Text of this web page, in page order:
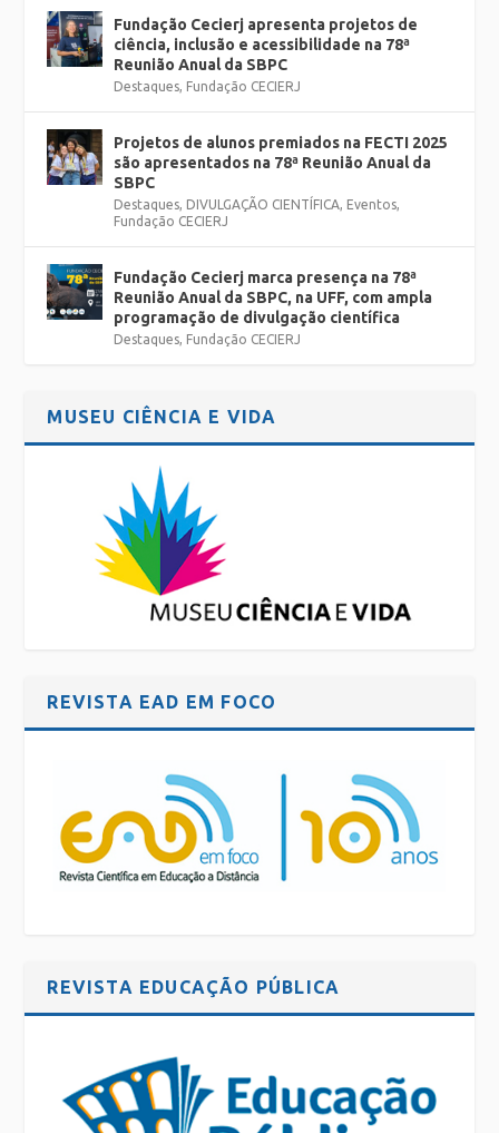
Fundação Cecierj apresenta projetos de
ciência, inclusão e acessibilidade na 78ª
Reunião Anual da SBPC
Destaques, Fundação CECIERJ
Projetos de alunos premiados na FECTI 2025
são apresentados na 78ª Reunião Anual da
SBPC
Destaques, DIVULGAÇÃO CIENTÍFICA, Eventos,
Fundação CECIERJ
Fundação Cecierj marca presença na 78ª
Reunião Anual da SBPC, na UFF, com ampla
programação de divulgação científica
Destaques, Fundação CECIERJ
MUSEU CIÊNCIA E VIDA
REVISTA EAD EM FOCO
REVISTA EDUCAÇÃO PÚBLICA